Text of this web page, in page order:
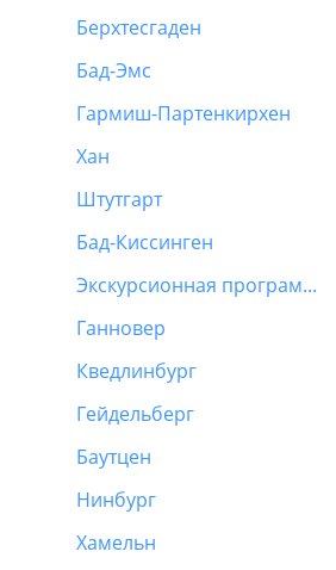
Берхтесгаден
Бад-Эмс
Гармиш-Партенкирхен
Хан
Штутгарт
Бад-Киссинген
Экскурсионная программа Германия
Ганновер
Кведлинбург
Гейдельберг
Баутцен
Нинбург
Хамельн